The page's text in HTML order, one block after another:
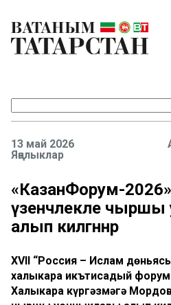
13 май 2026
Яңалыклар
«КазанФорум-
үзенчәлекле
алып килгәннәр
XVII “Россия – Ислам
халыкара икътисадый
Халыкара күргәзмәгә